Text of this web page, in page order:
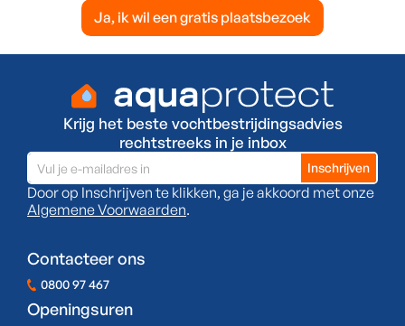
Ja, ik wil een gratis plaatsbezoek
Krijg het beste vochtbestrijdingsadvies
rechtstreeks in je inbox
Door op Inschrijven te klikken, ga je akkoord met onze
Algemene Voorwaarden.
Contacteer ons
0800 97 467
Openingsuren